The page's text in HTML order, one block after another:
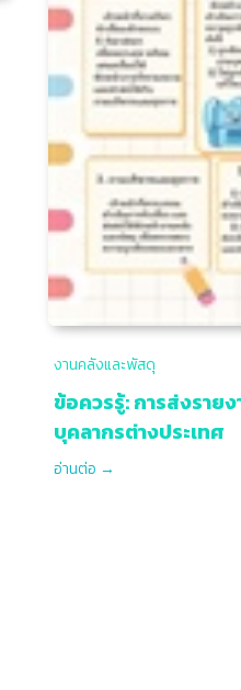
งานคลังและพัสดุ
ข้อควรรู้: การส่งราย
บุคลากรต่างประเทศ